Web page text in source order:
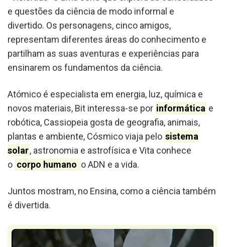
e questões da ciência de modo informal e
divertido. Os personagens, cinco amigos,
representam diferentes áreas do conhecimento e
partilham as suas aventuras e experiências para
ensinarem os fundamentos da ciência.
Atómico é especialista em energia, luz, química e
novos materiais, Bit interessa-se por informática e
robótica, Cassiopeia gosta de geografia, animais,
plantas e ambiente, Cósmico viaja pelo sistema
solar, astronomia e astrofísica e Vita conhece
o corpo humano o ADN e a vida.
Juntos mostram, no Ensina, como a ciência também
é divertida.